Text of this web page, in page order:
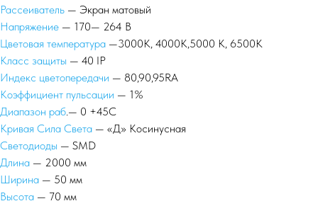
Рассеиватель — Экран матовый
Напряжение — 170— 264 В
Цветовая температура —3000К, 4000К,5000 К, 6500К
Класс защиты — 40 IP
Индекс цветопередачи — 80,90,95RA
Коэффициент пульсации — 1%
Диапазон раб.— 0 +45С
Кривая Сила Света — «Д» Косинусная
Светодиоды — SMD
Длина — 2000 мм
Ширина — 50 мм
Высота — 70 мм